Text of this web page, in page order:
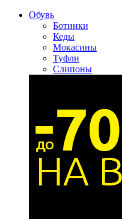
Обувь
Ботинки
Кеды
Мокасины
Туфли
Слипоны